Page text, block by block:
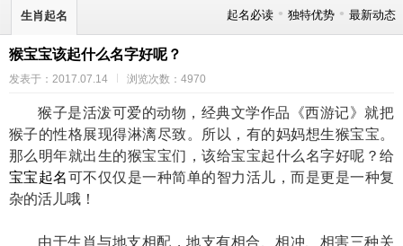
生肖起名 起名必读 • 独特优势 • 最新动态
猴宝宝该起什么名字好呢？
发表于：2017.07.14 浏览次数：4970
猴子是活泼可爱的动物，经典文学作品《西游记》就把
猴子的性格展现得淋漓尽致。所以，有的妈妈想生猴宝宝。
那么明年就出生的猴宝宝们，该给宝宝起什么名字好呢？给
宝宝起名可不仅仅是一种简单的智力活儿，而是更是一种复
杂的活儿哦！
由于生肖与地支相配，地支有相合、相冲、相害三种关